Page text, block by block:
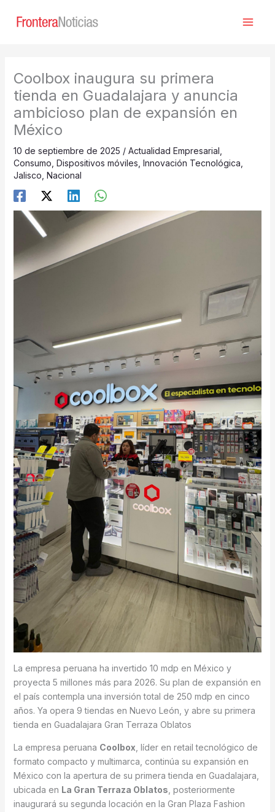
Coolbox inaugura su primera
tienda en Guadalajara y anuncia
ambicioso plan de expansión en
México
10 de septiembre de 2025 / Actualidad Empresarial
Consumo Dispositivos móviles Innovación Tecnológica
Jalisco Nacional
La empresa peruana ha invertido 10 mdp en México y
proyecta 5 millones más para 2026. Su plan de expansión en
el país contempla una inversión total de 250 mdp en cinco
años. Ya opera 9 tiendas en Nuevo León, y abre su primera
tienda en Guadalajara Gran Terraza Oblatos
La empresa peruana Coolbox , líder en retail tecnológico de
formato compacto y multimarca, continúa su expansión en
México con la apertura de su primera tienda en Guadalajara,
ubicada en La Gran Terraza Oblatos , posteriormente
inaugurará su segunda locación en la Gran Plaza Fashion